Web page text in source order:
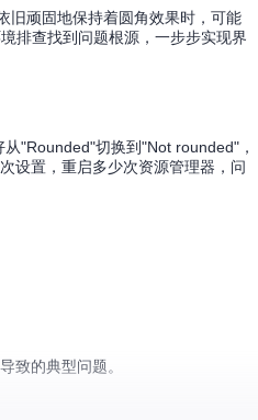
旧顽固地保持着圆角效果时，可能
排查找到问题根源，一步步实现界
"Rounded"切换到"Not rounded"，
设置，重启多少次资源管理器，问
致的典型问题。